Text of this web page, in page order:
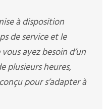
à disposition
de service et le
ayez besoin d’un
plusieurs heures,
pour s’adapter à